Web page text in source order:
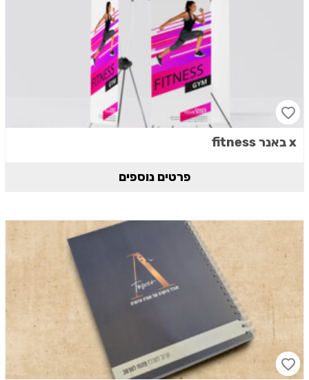
x באנר fitness
פרטים נוספים